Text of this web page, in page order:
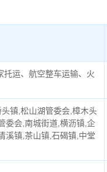
托运、航空整车运输、火
镇,松山湖管委会,樟木头
委会,南城街道,横沥镇,企
溪镇,茶山镇,石碣镇,中堂